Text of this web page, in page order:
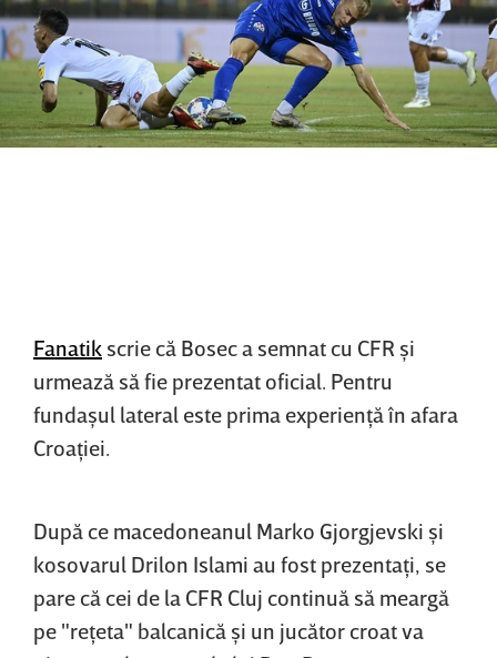
Fanatik scrie că Bosec a semnat cu CFR şi
urmează să fie prezentat oficial. Pentru
fundaşul lateral este prima experienţă în afara
Croaţiei.
După ce macedoneanul Marko Gjorgjevski şi
kosovarul Drilon Islami au fost prezentaţi, se
pare că cei de la CFR Cluj continuă să meargă
pe "reţeta" balcanică şi un jucător croat va